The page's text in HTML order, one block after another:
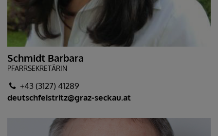
Schmidt Barbara
PFARRSEKRETÄRIN
+43 (3127) 41289
deutschfeistritz@graz-seckau.at